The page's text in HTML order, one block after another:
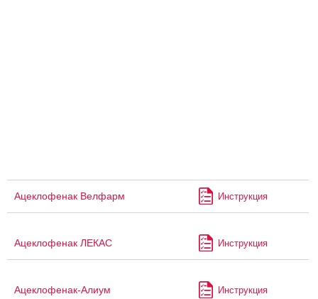
Ацеклофенак Велфарм Инструкция
Ацеклофенак ЛЕКАС Инструкция
Ацеклофенак-Алиум Инструкция